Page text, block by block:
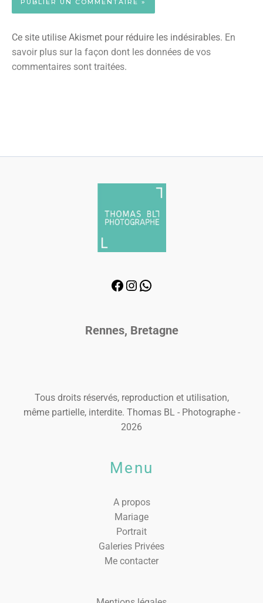
Ce site utilise Akismet pour réduire les indésirables. En
savoir plus sur la façon dont les données de vos
commentaires sont traitées.
Rennes, Bretagne
Tous droits réservés, reproduction et utilisation,
même partielle, interdite. Thomas BL - Photographe -
2026
Menu
A propos
Mariage
Portrait
Galeries Privées
Me contacter